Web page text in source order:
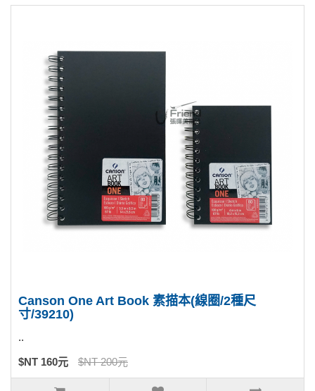
Canson One Art Book 素描本(線圈/2種尺
寸/39210)
..
$NT 160元 $NT 200元